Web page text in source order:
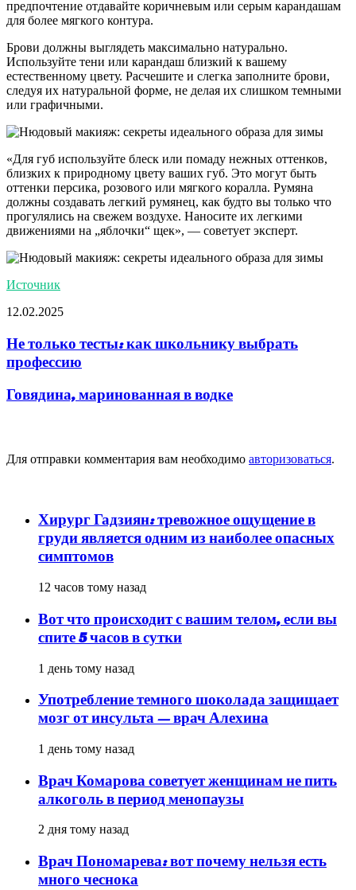
предпочтение отдавайте коричневым или серым карандашам
для более мягкого контура.
Брови должны выглядеть максимально натурально.
Используйте тени или карандаш близкий к вашему
естественному цвету. Расчешите и слегка заполните брови,
следуя их натуральной форме, не делая их слишком темными
или графичными.
«Для губ используйте блеск или помаду нежных оттенков,
близких к природному цвету ваших губ. Это могут быть
оттенки персика, розового или мягкого коралла. Румяна
должны создавать легкий румянец, как будто вы только что
прогулялись на свежем воздухе. Наносите их легкими
движениями на „яблочки“ щек», — советует эксперт.
Источник
12.02.2025
Не только тесты: как школьнику выбрать
профессию
Говядина, маринованная в водке
Для отправки комментария вам необходимо авторизоваться.
Хирург Гадзиян: тревожное ощущение в
груди является одним из наиболее опасных
симптомов
12 часов тому назад
Вот что происходит с вашим телом, если вы
спите 5 часов в сутки
1 день тому назад
Употребление темного шоколада защищает
мозг от инсульта — врач Алехина
1 день тому назад
Врач Комарова советует женщинам не пить
алкоголь в период менопаузы
2 дня тому назад
Врач Пономарева: вот почему нельзя есть
много чеснока